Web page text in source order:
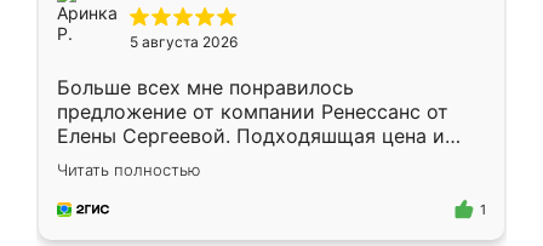
5 августа 2026
Больше всех мне понравилось
предложение от компании Ренессанс от
Елены Сергеевой. Подходяшщая цена и
короткие сроки изготовления. Приехавший
для замера сотрудник Владислав
предложил по моему эскизу самый
Читать полностью
1